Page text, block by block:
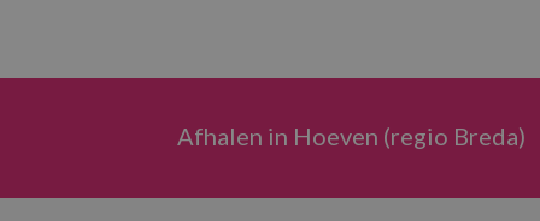
Afhalen in Hoeven (regio Breda)